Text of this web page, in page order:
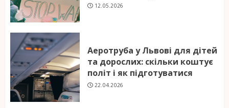
12.05.2026
Аеротруба у Львові для дітей
та дорослих: скільки коштує
політ і як підготуватися
22.04.2026